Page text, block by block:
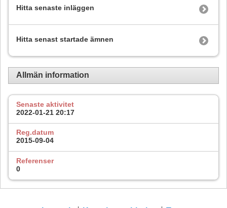
Hitta senaste inläggen
Hitta senast startade ämnen
Allmän information
Senaste aktivitet
2022-01-21 20:17
Reg.datum
2015-09-04
Referenser
0